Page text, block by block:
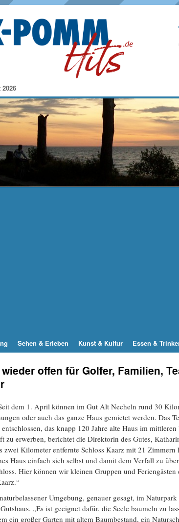
Sehen & Erleben Kunst & Kultur Essen &
offen für Golfer, Familien,
dem 1. April können im Gut Alt Necheln rund 30
oder auch das ganze Haus gemietet werden. Das
das knapp 120 Jahre alte Haus im
zu erwerben, berichtet die Direktorin des Gutes,
zwei Kilometer entfernte Schloss Kaarz mit 21 Zimmern
Haus einfach sich selbst und damit dem Verfall zu
Hier können wir kleinen Gruppen und Feriengästen
Umgebung, genauer gesagt, im Naturpark
„Es ist geeignet dafür, die Seele baumeln zu
ein großer Garten mit altem Baumbestand, ein